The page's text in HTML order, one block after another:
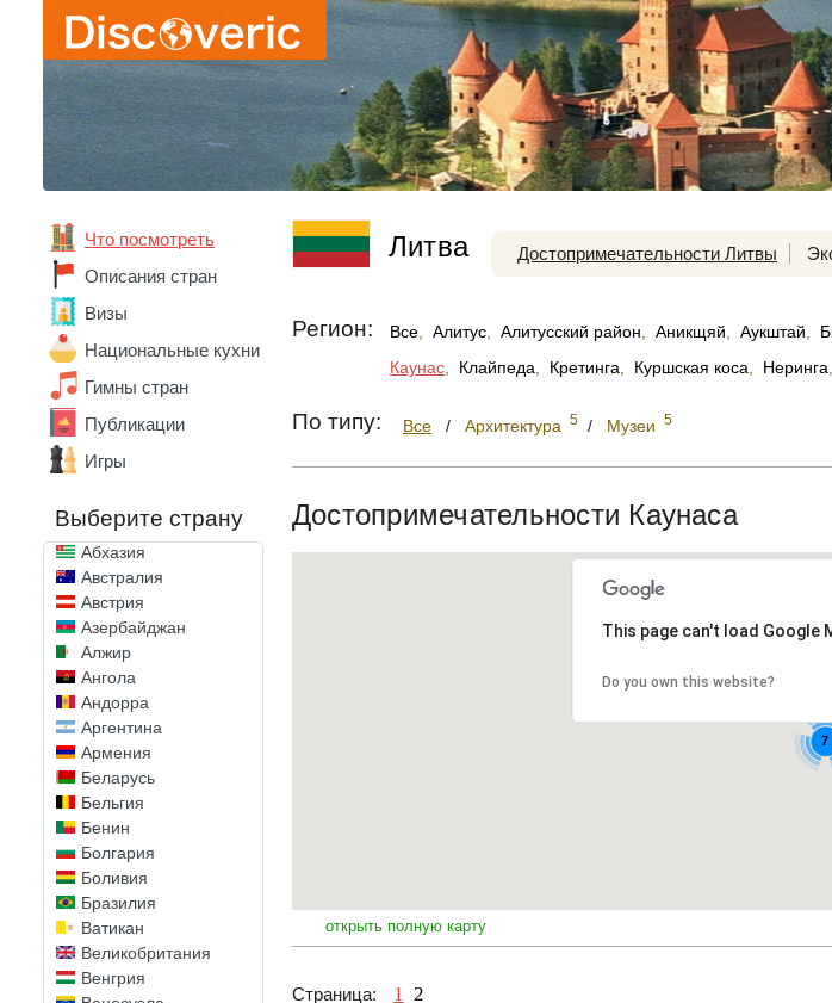
Что посмотреть
Описания стран
Визы
Национальные кухни
Гимны стран
Публикации
Игры
Выберите страну
Абхазия
Австралия
Австрия
Азербайджан
Алжир
Ангола
Андорра
Аргентина
Армения
Беларусь
Бельгия
Бенин
Болгария
Боливия
Бразилия
Ватикан
Великобритания
Венгрия
Литва Достопримечательности Литвы
Регион: Все Алитус Алитусский район Аникщяй Аукштай
Каунас
Клайпеда Кретинга Куршская коса Неринга
По типу: Все / Архитектура 5 / Музеи 5
Достопримечательности Каунаса
7
This page can't load Google
Do you own this website?
открыть полную карту
Страница: 1 2